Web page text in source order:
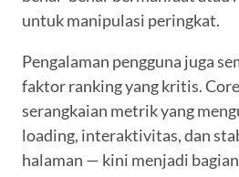
untuk manipulasi peringkat.
Pengalaman pengguna juga
faktor ranking yang kritis.
serangkaian metrik yang
loading, interaktivitas, dan
halaman — kini menjadi